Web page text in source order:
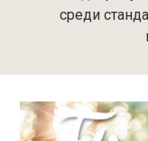
среди